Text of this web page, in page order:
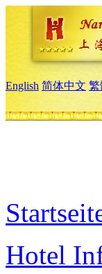
English 简体中文 繁
Hotel